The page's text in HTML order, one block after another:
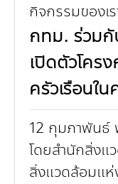
กิจกรรมของเ
กทม. ร่วม
เปิดตัวโคร
ครัวเรือนใ
กรุงเทพมห
จัดการขยะ
“ไม่เทรวม
12 กุมภาพันธ์
โดยสำนักสิ่ง
สิ่งแวดล้อมแ